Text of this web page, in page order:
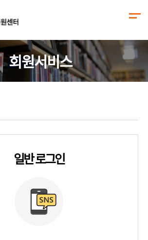
회원서비스
일반 로그인